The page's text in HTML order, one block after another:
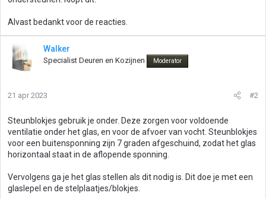
Alvast bedankt voor de reacties.
Walker
Specialist Deuren en Kozijnen Moderator
21 apr 2023 #2
Steunblokjes gebruik je onder. Deze zorgen voor voldoende
ventilatie onder het glas, en voor de afvoer van vocht. Steunblokjes
voor een buitensponning zijn 7 graden afgeschuind, zodat het glas
horizontaal staat in de aflopende sponning.
Vervolgens ga je het glas stellen als dit nodig is. Dit doe je met een
glaslepel en de stelplaatjes/blokjes.